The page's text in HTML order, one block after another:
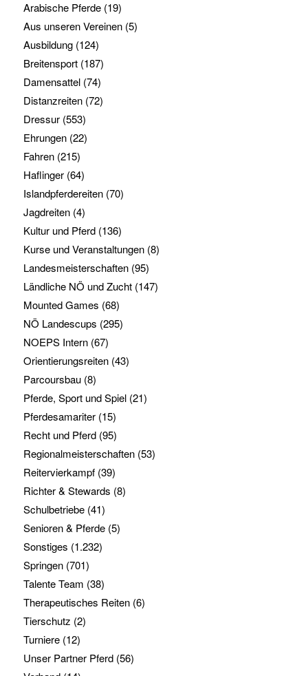
Arabische Pferde(19)
Aus unseren Vereinen(5)
Ausbildung(124)
Breitensport(187)
Damensattel(74)
Distanzreiten(72)
Dressur(553)
Ehrungen(22)
Fahren(215)
Haflinger(64)
Islandpferdereiten(70)
Jagdreiten(4)
Kultur und Pferd(136)
Kurse und Veranstaltungen(8)
Landesmeisterschaften(95)
Ländliche NÖ und Zucht(147)
Mounted Games (68)
NÖ Landescups (295)
NOEPS Intern(67)
Orientierungsreiten(43)
Parcoursbau(8)
Pferde, Sport und Spiel(21)
Pferdesamariter(15)
Recht und Pferd(95)
Regionalmeisterschaften(53)
Reitervierkampf(39)
Richter & Stewards (8)
Schulbetriebe(41)
Senioren & Pferde(5)
Sonstiges (1.232)
Springen(701)
Talente Team (38)
Therapeutisches Reiten(6)
Tierschutz (2)
Turniere(12)
Unser Partner Pferd(56)